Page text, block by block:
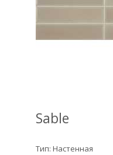
Sable
Тип: Настенная